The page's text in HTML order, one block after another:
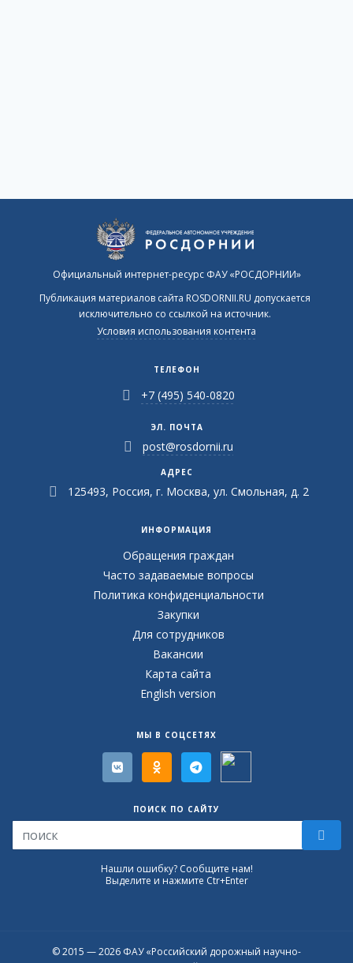
Официальный интернет-ресурс ФАУ «РОСДОРНИИ»
Публикация материалов сайта ROSDORNII.RU допускается
исключительно со ссылкой на источник.
Условия использования контента
ТЕЛЕФОН
+7 (495) 540-0820
ЭЛ. ПОЧТА
post@rosdornii.ru
АДРЕС
125493, Россия, г. Москва, ул. Смольная, д. 2
ИНФОРМАЦИЯ
Обращения граждан
Часто задаваемые вопросы
Политика конфиденциальности
Закупки
Для сотрудников
Вакансии
Карта сайта
English version
МЫ В СОЦСЕТЯХ
ПОИСК ПО САЙТУ
Нашли ошибку? Сообщите нам!
Выделите и нажмите Ctr+Enter
© 2015 — 2026 ФАУ «Российский дорожный научно-